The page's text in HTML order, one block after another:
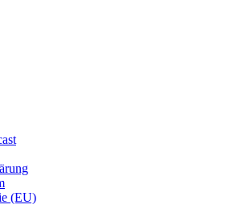
(EU)